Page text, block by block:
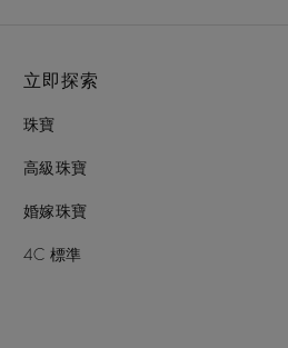
立即探索
珠寶
高級珠寶
婚嫁珠寶
4C 標準